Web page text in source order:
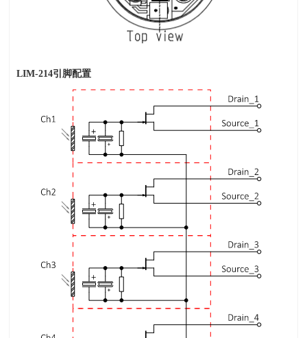
LIM-214引脚配置